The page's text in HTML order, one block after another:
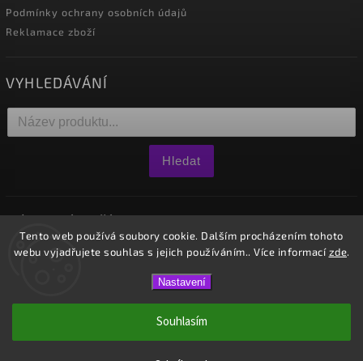
Tento web používá soubory cookie. Dalším procházením tohoto
webu vyjadřujete souhlas s jejich používáním.. Více informacízde.
Nastavení
Souhlasím
Podmínky ochrany osobních údajů
Reklamace zboží
VYHLEDÁVÁNÍ
Hledat
0ks / 0 Kč